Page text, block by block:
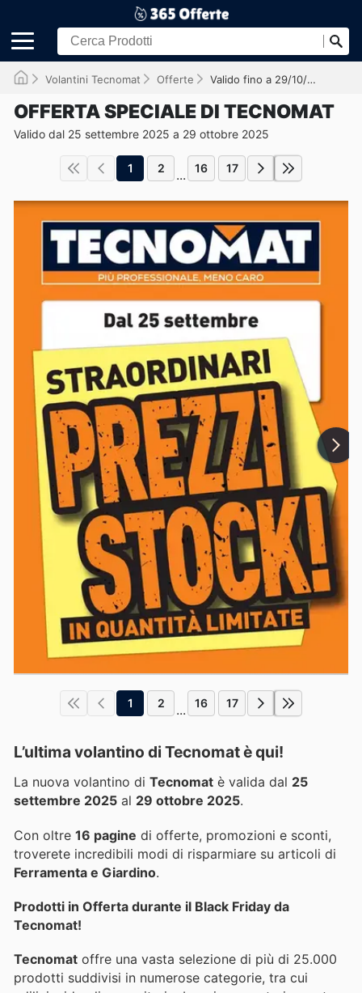
Volantini Tecnomat Offerte Valido fino a 29/10/2025
OFFERTA SPECIALE DI TECNOMAT
Valido dal 25 settembre 2025 a 29 ottobre 2025
1 2 ... 16 17
1 2 ... 16 17
L’ultima volantino di Tecnomat è qui!
La nuova volantino di Tecnomat è valida dal 25
settembre 2025 al 29 ottobre 2025.
Con oltre 16 pagine di offerte, promozioni e sconti,
troverete incredibili modi di risparmiare su articoli di
Ferramenta e Giardino.
Prodotti in Offerta durante il Black Friday da
Tecnomat!
Tecnomat offre una vasta selezione di più di 25.000
prodotti suddivisi in numerose categorie, tra cui